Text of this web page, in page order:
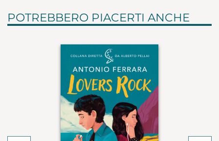
POTREBBERO PIACERTI ANCHE